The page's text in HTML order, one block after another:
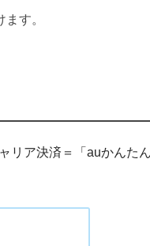
す。
リア決済＝「auかんた